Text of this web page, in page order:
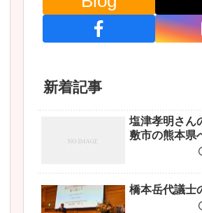
新着記事
塩津孝明さん
敷市の熊本県
橋本岳代議士